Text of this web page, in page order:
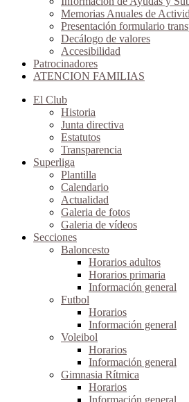
Memorias Anuales de
Presentación formulario
Decálogo de valores
Accesibilidad
Patrocinadores
ATENCION FAMILIAS
El Club
Historia
Junta directiva
Estatutos
Transparencia
Superliga
Plantilla
Calendario
Actualidad
Galeria de fotos
Galeria de vídeos
Secciones
Baloncesto
Horarios adultos
Horarios primaria
Información general
Futbol
Horarios
Información general
Voleibol
Horarios
Información general
Gimnasia Rítmica
Horarios
Información general